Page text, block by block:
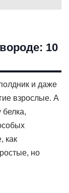
10
и даже
взрослые. А
белка,
как
но